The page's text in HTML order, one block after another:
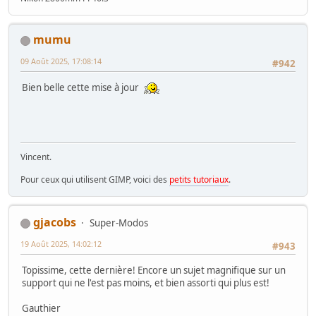
mumu
#942
09 Août 2025, 17:08:14
Bien belle cette mise à jour
Vincent.
Pour ceux qui utilisent GIMP, voici des petits tutoriaux.
gjacobs
Super-Modos
#943
19 Août 2025, 14:02:12
Topissime, cette dernière! Encore un sujet magnifique sur un
support qui ne l'est pas moins, et bien assorti qui plus est!
Gauthier